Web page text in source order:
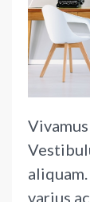
varius